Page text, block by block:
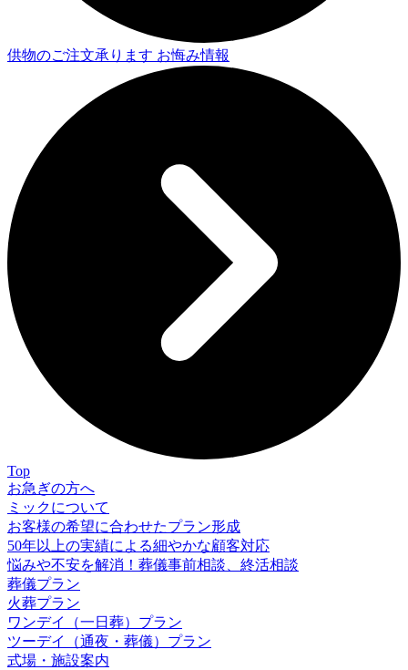
供物のご注文承ります お悔み情報
Top
お急ぎの方へ
ミックについて
お客様の希望に合わせたプラン形成
50年以上の実績による細やかな顧客対応
悩みや不安を解消！葬儀事前相談、終活相談
葬儀プラン
火葬プラン
ワンデイ（一日葬）プラン
ツーデイ（通夜・葬儀）プラン
式場・施設案内